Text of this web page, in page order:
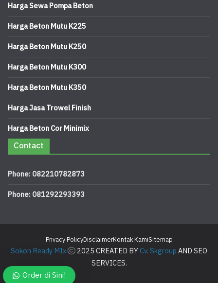
Harga Sewa Pompa Beton
Harga Beton Mutu K225
Harga Beton Mutu K250
Harga Beton Mutu K300
Harga Beton Mutu K350
Harga Jasa Trowel Finish
Harga Beton Cor Minimix
Contact
Phone: 082210782873
Phone: 081292293393
Privacy PolicyDisclaimerKontak KamiSitemap
Sokon Ready MIx 2025 CREATED BYCv. SkgroupAND SEO
SERVICES.
Order di Sini!